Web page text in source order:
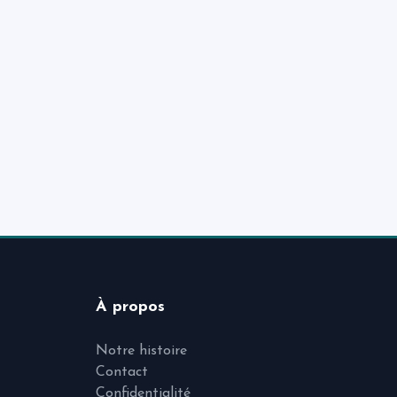
À propos
Notre histoire
Contact
Confidentialité